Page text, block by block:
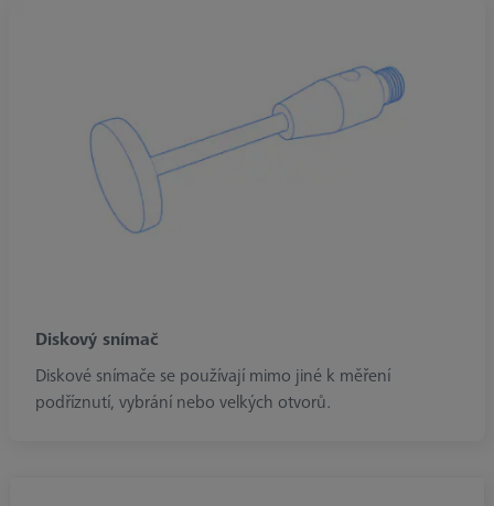
Diskový snímač
Diskové snímače se používají mimo jiné k měření
podříznutí, vybrání nebo velkých otvorů.